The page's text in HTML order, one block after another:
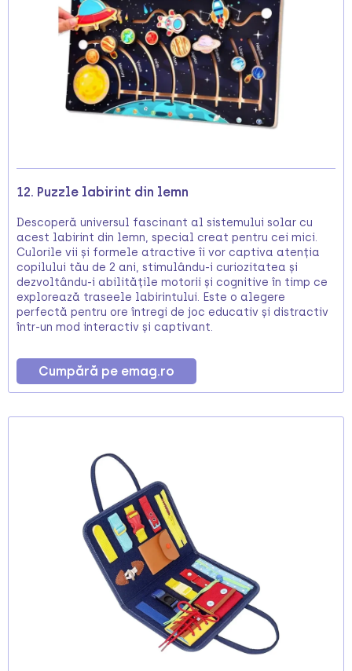
12. Puzzle labirint din lemn
Descoperă universul fascinant al sistemului solar cu
acest labirint din lemn, special creat pentru cei mici.
Culorile vii și formele atractive îi vor captiva atenția
copilului tău de 2 ani, stimulându-i curiozitatea și
dezvoltându-i abilitățile motorii și cognitive în timp ce
explorează traseele labirintului. Este o alegere
perfectă pentru ore întregi de joc educativ și distractiv
într-un mod interactiv și captivant.
Cumpără pe emag.ro